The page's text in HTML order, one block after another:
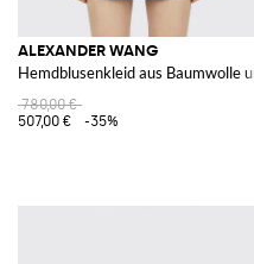
ALEXANDER WANG
Hemdblusenkleid aus Baumwolle
780,00 €
507,00 €
-35%